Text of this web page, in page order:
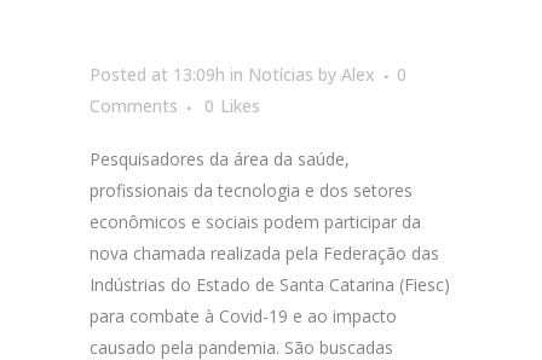
Posted at 13:09h in Notícias by Alex
0
Comments
0 Likes
Pesquisadores da área da saúde,
profissionais da tecnologia e dos setores
econômicos e sociais podem participar da
nova chamada realizada pela Federação das
Indústrias do Estado de Santa Catarina (Fiesc)
para combate à Covid-19 e ao impacto
causado pela pandemia. São buscadas